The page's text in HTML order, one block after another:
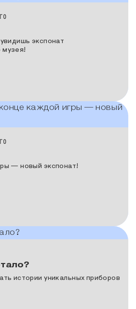
экспонат
музея!
— новый экспонат!
истории уникальных приборов